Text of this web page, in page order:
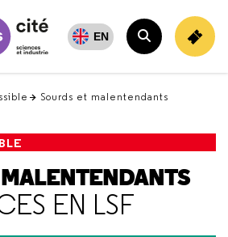
EN
Rechercher
Sourds et malentendants
EN LSF